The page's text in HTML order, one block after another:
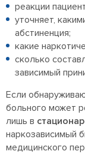
реакции
уточняет,
абстиненция;
какие
сколько
зависимый
Если
больного может
лишь в
наркозависимый
медицинского